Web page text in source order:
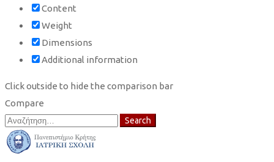
Content
Weight
Dimensions
Additional information
Click outside to hide the comparison bar
Compare
Search
for:
Search